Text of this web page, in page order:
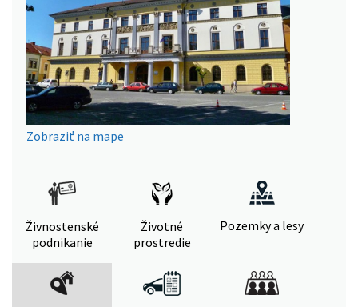
Zobraziť na mape
Živnostenské
podnikanie
Životné
prostredie
Pozemky a lesy